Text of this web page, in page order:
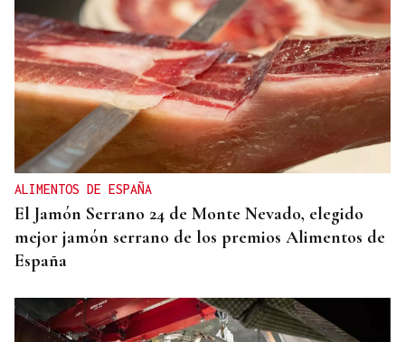
ALIMENTOS DE ESPAÑA
El Jamón Serrano 24 de Monte Nevado, elegido
mejor jamón serrano de los premios Alimentos de
España